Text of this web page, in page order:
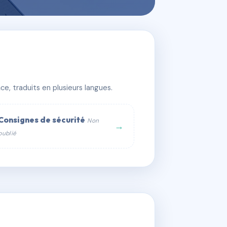
traduits en plusieurs langues.
de sécurité Non
→